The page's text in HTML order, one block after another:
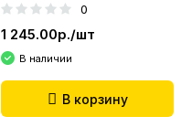
0
1 245.00р./шт
В наличии
В корзину